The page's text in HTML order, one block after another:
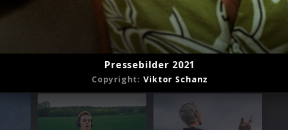
Pressebilder 2021
Copyright:Viktor Schanz